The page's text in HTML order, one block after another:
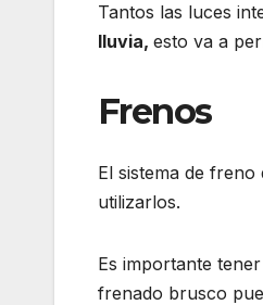
Tantos las luces
lluvia, esto va a
Frenos
El sistema de
utilizarlos.
Es importante
frenado brusco